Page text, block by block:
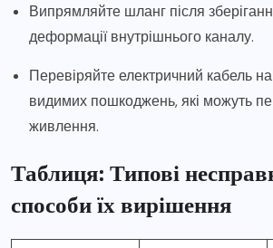
Випрямляйте шланг після
деформації внутрішнього каналу.
Перевіряйте електричний кабель
видимих пошкоджень, які можуть
живлення.
Таблиця: Типові
способи їх вирішення